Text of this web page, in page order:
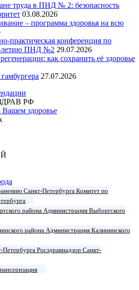
труда в ПНД № 2: безопасность
03.08.2026
– программа здоровья на всю
практическая конференция по
летию ПНД №2 29.07.2026
как сохранить её здоровье
27.07.2026
РФ
Комитет по
Администрация Выборгского
Администрация Калининского
Росздравнадзор Санкт-